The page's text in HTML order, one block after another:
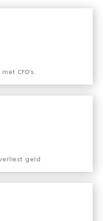
CFD’s.
geld